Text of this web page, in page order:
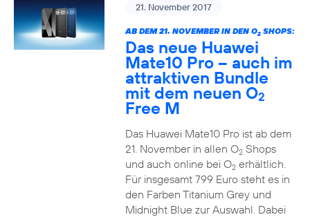
21. November 2017
AB DEM 21. NOVEMBER IN DEN O2SHOPS:
Das neue Huawei
Mate10 Pro – auch im
attraktiven Bundle
mit dem neuen O2
Free M
Das Huawei Mate10 Pro ist ab dem
21. November in allen O2Shops
und auch online bei O2erhältlich.
Für insgesamt 799 Euro steht es in
den Farben Titanium Grey und
Midnight Blue zur Auswahl. Dabei